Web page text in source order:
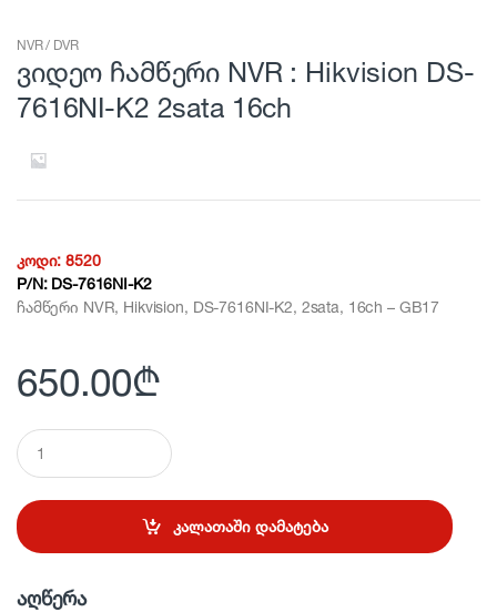
NVR / DVR
ვიდეო ჩამწერი NVR : Hikvision DS-
7616NI-K2 2sata 16ch
კოდი:8520
P/N: DS-7616NI-K2
ჩამწერი NVR, Hikvision, DS-7616NI-K2, 2sata, 16ch – GB17
650.00₾
Q
u
t
i
კალათაში დამატება
აღწერა